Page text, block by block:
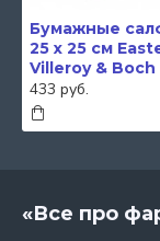
Бумажные
25 x 25 см
Villeroy & Boch
433 руб.
«Все про